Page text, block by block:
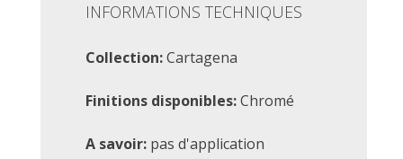
INFORMATIONS TECHNIQUES
Collection:Cartagena
Finitions disponibles:Chromé
A savoir: pas d'application